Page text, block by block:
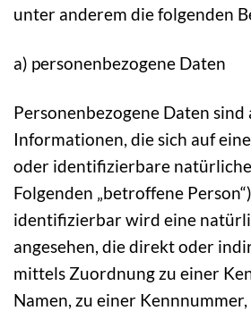
unter anderem die folgenden
a) personenbezogene Daten
Personenbezogene Daten sind
Informationen, die sich auf
oder identifizierbare
Folgenden „betroffene
identifizierbar wird eine
angesehen, die direkt oder
mittels Zuordnung zu einer
Namen, zu einer